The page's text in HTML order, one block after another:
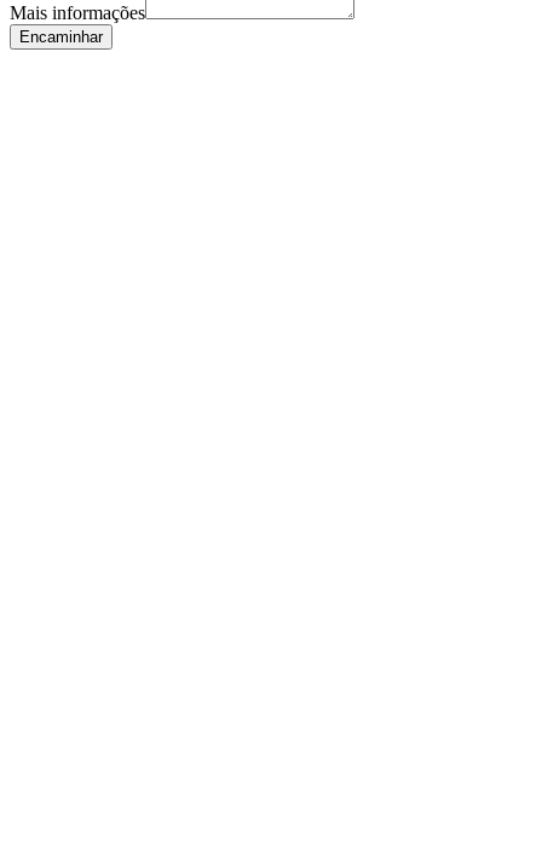
Mais informações
Encaminhar